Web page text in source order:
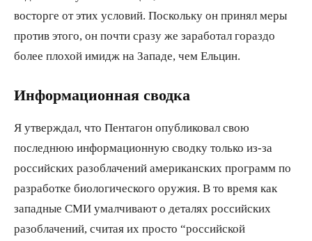
восторге от этих условий. Поскольку он принял меры
против этого, он почти сразу же заработал гораздо
более плохой имидж на Западе, чем Ельцин.
Информационная сводка
Я утверждал, что Пентагон опубликовал свою
последнюю информационную сводку только из-за
российских разоблачений американских программ по
разработке биологического оружия. В то время как
западные СМИ умалчивают о деталях российских
разоблачений, считая их просто “российской